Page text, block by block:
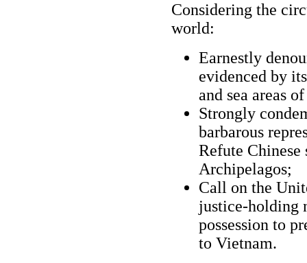
Considering the
world:
Earnestly
evidenced by
and sea areas
Strongly
barbarous
Refute Chinese
Archipelagos;
Call on the
justice-holding
possession to
to Vietnam.